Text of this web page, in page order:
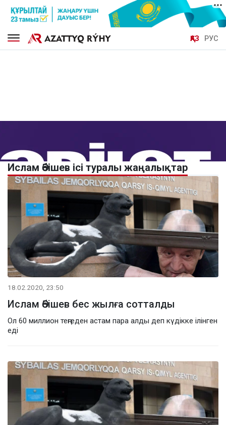
ҚАЗ РУС
Ислам Әбішев ісі туралы жаңалықтар
18.02.2020, 23:50
Ислам Әбішев бес жылға сотталды
Ол 60 миллион теңгеден астам пара алды деп күдікке ілінген
еді